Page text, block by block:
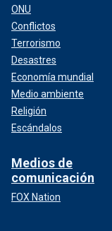
ONU
Conflictos
Terrorismo
Desastres
Economía mundial
Medio ambiente
Religión
Escándalos
Medios de
comunicación
FOX Nation